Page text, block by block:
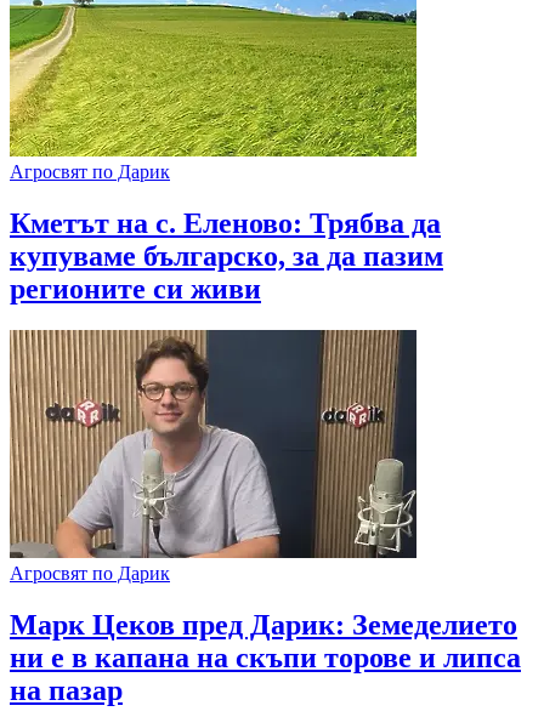
Агросвят по Дарик
Кметът на с. Еленово: Трябва да
купуваме българско, за да пазим
регионите си живи
Агросвят по Дарик
Марк Цеков пред Дарик: Земеделието
ни е в капана на скъпи торове и липса
на пазар